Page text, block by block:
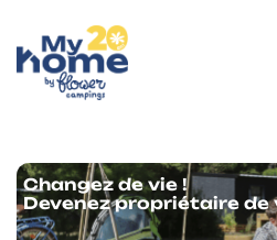
Changez de vie !
Devenez propriétaire de